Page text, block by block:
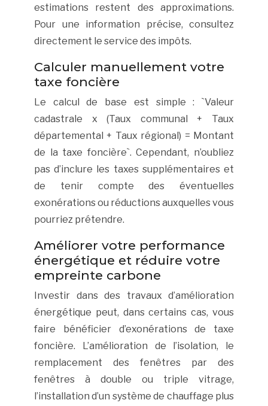
estimations restent des approximations.
Pour une information précise, consultez
directement le service des impôts.
Calculer manuellement votre
taxe foncière
Le calcul de base est simple : `Valeur
cadastrale x (Taux communal + Taux
départemental + Taux régional) = Montant
de la taxe foncière`. Cependant, n’oubliez
pas d’inclure les taxes supplémentaires et
de tenir compte des éventuelles
exonérations ou réductions auxquelles vous
pourriez prétendre.
Améliorer votre performance
énergétique et réduire votre
empreinte carbone
Investir dans des travaux d’amélioration
énergétique peut, dans certains cas, vous
faire bénéficier d’exonérations de taxe
foncière. L’amélioration de l’isolation, le
remplacement des fenêtres par des
fenêtres à double ou triple vitrage,
l’installation d’un système de chauffage plus